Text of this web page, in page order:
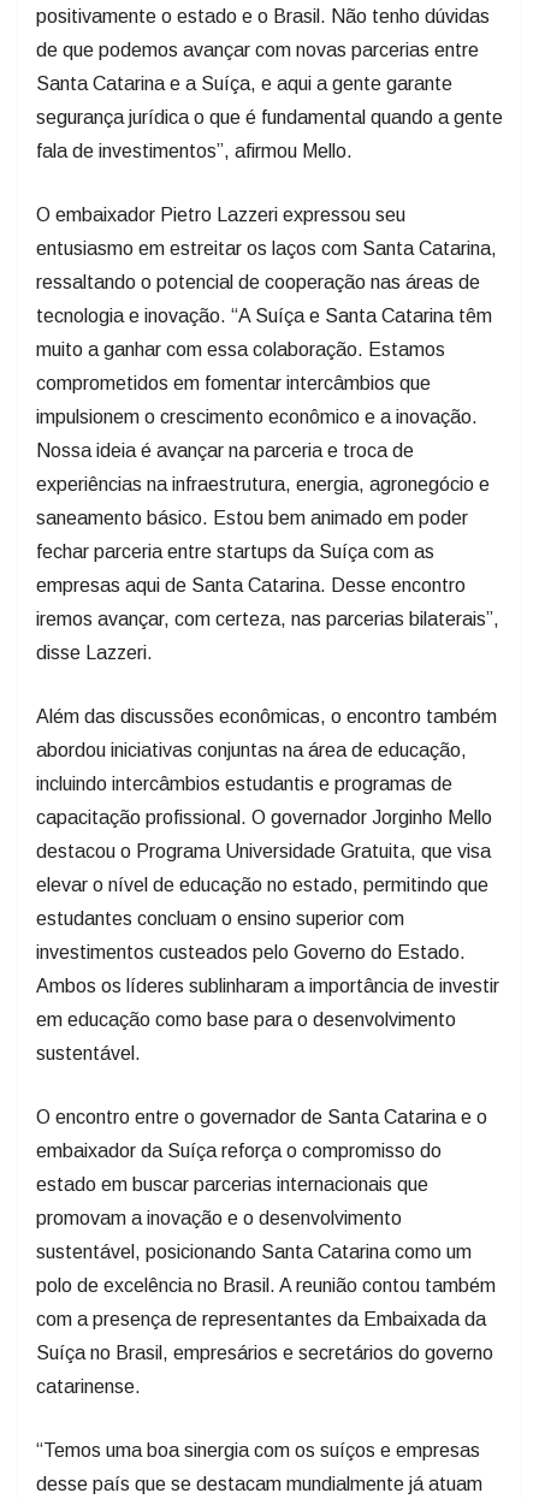
positivamente o estado e o Brasil. Não tenho dúvidas
de que podemos avançar com novas parcerias entre
Santa Catarina e a Suíça, e aqui a gente garante
segurança jurídica o que é fundamental quando a gente
fala de investimentos”, afirmou Mello.
O embaixador Pietro Lazzeri expressou seu
entusiasmo em estreitar os laços com Santa Catarina,
ressaltando o potencial de cooperação nas áreas de
tecnologia e inovação. “A Suíça e Santa Catarina têm
muito a ganhar com essa colaboração. Estamos
comprometidos em fomentar intercâmbios que
impulsionem o crescimento econômico e a inovação.
Nossa ideia é avançar na parceria e troca de
experiências na infraestrutura, energia, agronegócio e
saneamento básico. Estou bem animado em poder
fechar parceria entre startups da Suíça com as
empresas aqui de Santa Catarina. Desse encontro
iremos avançar, com certeza, nas parcerias bilaterais”,
disse Lazzeri.
Além das discussões econômicas, o encontro também
abordou iniciativas conjuntas na área de educação,
incluindo intercâmbios estudantis e programas de
capacitação profissional. O governador Jorginho Mello
destacou o Programa Universidade Gratuita, que visa
elevar o nível de educação no estado, permitindo que
estudantes concluam o ensino superior com
investimentos custeados pelo Governo do Estado.
Ambos os líderes sublinharam a importância de investir
em educação como base para o desenvolvimento
sustentável.
O encontro entre o governador de Santa Catarina e o
embaixador da Suíça reforça o compromisso do
estado em buscar parcerias internacionais que
promovam a inovação e o desenvolvimento
sustentável, posicionando Santa Catarina como um
polo de excelência no Brasil. A reunião contou também
com a presença de representantes da Embaixada da
Suíça no Brasil, empresários e secretários do governo
catarinense.
“Temos uma boa sinergia com os suíços e empresas
desse país que se destacam mundialmente já atuam